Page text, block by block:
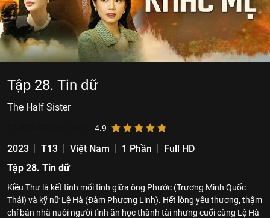
Tập 28. Tin dữ
The Half Sister
4.9
2023 T13 Việt Nam 1 Phần
Full HD
Tập 28. Tin dữ
Kiều Thư là kết tinh mối tình giữa ông Phước (Trương Minh Quốc
Thái) và kỹ nữ Lệ Hà (Đàm Phương Linh). Hết lòng yêu thương, thậm
chí bán nhà nuôi người tình ăn học thành tài nhưng cuối cùng Lệ Hà